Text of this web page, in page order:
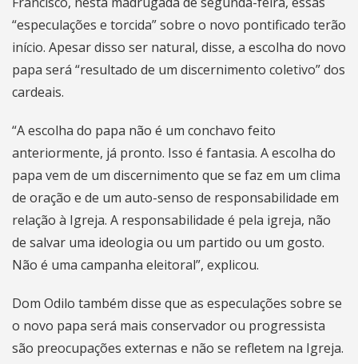
“especulações e torcida” sobre o novo pontificado terão
início. Apesar disso ser natural, disse, a escolha do novo
papa será “resultado de um discernimento coletivo” dos
cardeais.
“A escolha do papa não é um conchavo feito
anteriormente, já pronto. Isso é fantasia. A escolha do
papa vem de um discernimento que se faz em um clima
de oração e de um auto-senso de responsabilidade em
relação à Igreja. A responsabilidade é pela igreja, não
de salvar uma ideologia ou um partido ou um gosto.
Não é uma campanha eleitoral”, explicou.
Dom Odilo também disse que as especulações sobre se
o novo papa será mais conservador ou progressista
são preocupações externas e não se refletem na Igreja.